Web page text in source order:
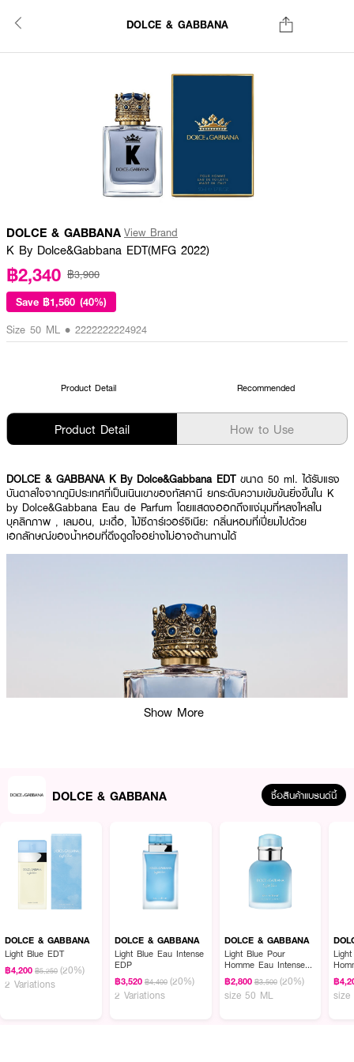
DOLCE & GABBANA
DOLCE & GABBANA View Brand
K By Dolce&Gabbana EDT(MFG 2022)
฿2,340 ฿3,900
Save ฿1,560 (40%)
Size 50 ML • 2222222224924
Product Detail Recommended
Product Detail How to Use
DOLCE & GABBANA K By Dolce&Gabbana EDTขนาด 50 ml. ได้รับแรง
บันดาลใจจากภูมิประเทศที่เป็นเนินเขาของทัสคานี ยกระดับความเข้มข้นยิ่งขึ้นใน K
by Dolce&Gabbana Eau de Parfum โดยแสดงออกถึงแง่มุมที่หลงใหลใน
บุคลิกภาพ , เลมอน, มะเดื่อ, ไม้ซีดาร์เวอร์จิเนีย: กลิ่นหอมที่เปี่ยมไปด้วย
เอกลักษณ์ของน้ำหอมที่ดึงดูดใจอย่างไม่อาจต้านทานได้
ผลลัพธ์ที่ได้ :
น้ำหอมที่รวบรวมแก่นแท้ของผู้ชาย DOLCE & GABBANA K By
Dolce&Gabbana EDT
ดีไซน์หรูดุจราชา เริ่มต้นกลิ่นด้วยส้ม มะนาว ตามด้วยกลิ่น
เสจ พริกสเปน ปิดท้ายด้วยแพทชูลี หญ้าแฝก ให้ความอ่อนโยนและเร้าร้อน ชวนให้
นึกถึงชนบทของอิตาลี และพระอาทิตย์เจิดจ้าช่วงกลางวันในแถบเมดิเตอร์เรเนียน
Show More
DOLCE & GABBANA ซื้อสินค้าแบรนด์นี้
DOLCE & GABBANA
Light Blue EDT
฿4,200 ฿5,250 (20%)
2 Variations
DOLCE & GABBANA
Light Blue Eau Intense
EDP
฿3,520 ฿4,400 (20%)
2 Variations
DOLCE & GABBANA
Light Blue Pour
Homme Eau Intense
EDP
฿2,800 ฿3,500 (20%)
size 50 ML
฿
size